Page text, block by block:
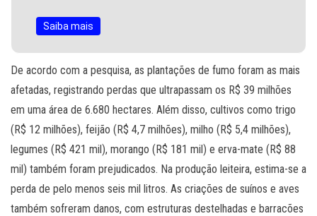
Saiba mais
De acordo com a pesquisa, as plantações de fumo foram as mais
afetadas, registrando perdas que ultrapassam os R$ 39 milhões
em uma área de 6.680 hectares. Além disso, cultivos como trigo
(R$ 12 milhões), feijão (R$ 4,7 milhões), milho (R$ 5,4 milhões),
legumes (R$ 421 mil), morango (R$ 181 mil) e erva-mate (R$ 88
mil) também foram prejudicados. Na produção leiteira, estima-se a
perda de pelo menos seis mil litros. As criações de suínos e aves
também sofreram danos, com estruturas destelhadas e barracões